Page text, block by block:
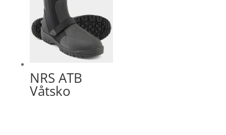
NRS ATB
Våtsko